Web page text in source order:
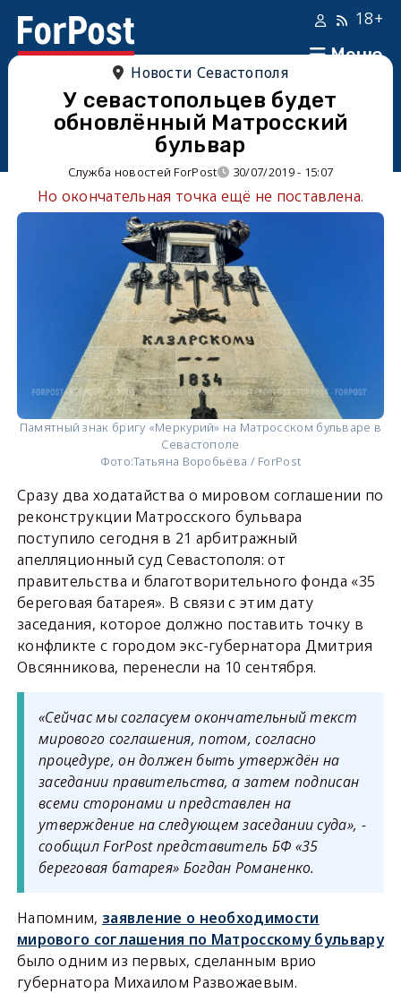
Меню
18+
Новости Севастополя
У севастопольцев будет
обновлённый Матросский
бульвар
Служба новостей ForPost 30/07/2019 - 15:07
Но окончательная точка ещё не поставлена.
Памятный знак бригу «Меркурий» на Матросском бульваре в
Севастополе
Фото:Татьяна Воробьёва / ForPost
Сразу два ходатайства о мировом соглашении по
реконструкции Матросского бульвара
поступило сегодня в 21 арбитражный
апелляционный суд Севастополя: от
правительства и благотворительного фонда «35
береговая батарея». В связи с этим дату
заседания, которое должно поставить точку в
конфликте с городом экс-губернатора Дмитрия
Овсянникова, перенесли на 10 сентября.
«Сейчас мы согласуем окончательный текст
мирового соглашения, потом, согласно
процедуре, он должен быть утверждён на
заседании правительства, а затем подписан
всеми сторонами и представлен на
утверждение на следующем заседании суда», -
сообщил ForPost представитель БФ «35
береговая батарея» Богдан Романенко.
Напомним, заявление о необходимости
мирового соглашения по Матросскому бульвару
было одним из первых, сделанным врио
губернатора Михаилом Развожаевым.